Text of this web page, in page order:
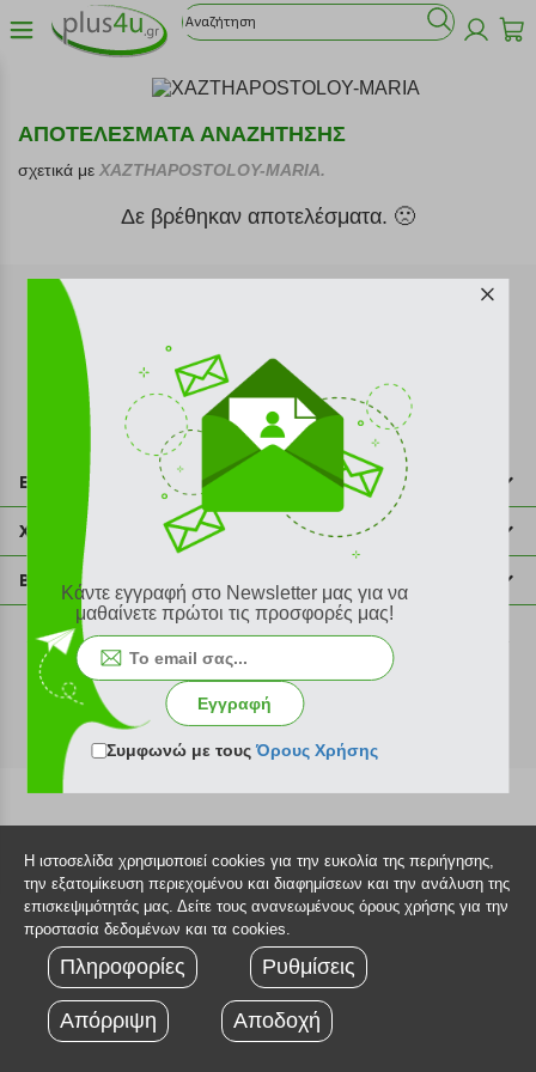
ΑΠΟΤΕΛΕΣΜΑΤΑ ΑΝΑΖΗΤΗΣΗΣ
σχετικά με XAZTHAPOSTOLOY-MARIA.
Δε βρέθηκαν αποτελέσματα. 🙁
Εγγραφή στο newsletter
Επικοινωνία
211 2000 700
info@plus4u.gr
Χρήσιμες πληροφορίες
Η εταιρία
Σημεία παραλαβής
Ευκαιρίες καριέρας
Όροι χρήσης
Sitemap
Βοήθεια
Εξέλιξη παραγγελίας
Τρόποι παραγγελίας
Τρόποι πληρωμής
Τρόποι αποστολής
Πολιτική επιστροφών
Τεχνική υποστήριξη
©2026 Plus4u.gr
Κάντε εγγραφή στο Newsletter μας για να
μαθαίνετε πρώτοι τις προσφορές μας!
Εγγραφή
Συμφωνώ με τουςΌρους Χρήσης
Η ιστοσελίδα χρησιμοποιεί cookies για την ευκολία της περιήγησης,
την εξατομίκευση περιεχομένου και διαφημίσεων και την ανάλυση της
επισκεψιμότητάς μας. Δείτε τους ανανεωμένους όρους χρήσης για την
προστασία δεδομένων και τα cookies.
Πληροφορίες Ρυθμίσεις
Απόρριψη Αποδοχή